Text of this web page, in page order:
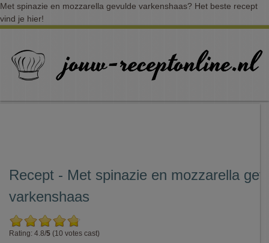
Met spinazie en mozzarella gevulde varkenshaas? Het beste recept
vind je hier!
Recept - Met spinazie en mozzarella
varkenshaas
Rating: 4.8/5 (10 votes cast)